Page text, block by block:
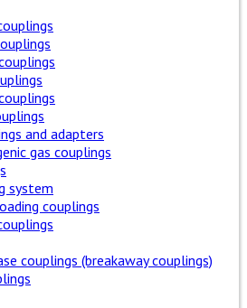
and adapters
gas couplings
system
couplings
couplings (breakaway couplings)